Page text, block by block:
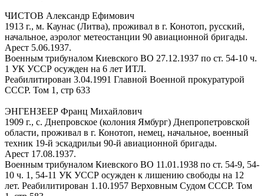
ЧИСТОВ Александр Ефимович
1913 г., м. Каунас (Литва), проживал в г. Конотоп, русский,
начальное, аэролог метеостанции 90 авиационной бригады.
Арест 5.06.1937.
Военным трибуналом Киевского ВО 27.12.1937 по ст. 54-10 ч.
1 УК УССР осужден на 6 лет ИТЛ.
Реабилитирован 3.04.1991 Главной Военной прокуратурой
СССР. Том 1, стр 633
ЭНГЕНЗЕЕР Франц Михайлович
1909 г., с. Днепровское (колония Ямбург) Днепропетровской
области, проживал в г. Конотоп, немец, начальное, военный
техник 19-й эскадрильи 90-й авиационной бригады.
Арест 17.08.1937.
Военным трибуналом Киевского ВО 11.01.1938 по ст. 54-9, 54-
10 ч. 1, 54-11 УК УССР осужден к лишению свободы на 12
лет. Реабилитирован 1.10.1957 Верховным Судом СССР. Том